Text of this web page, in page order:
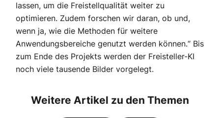
lassen, um die Freistellqualität weiter zu
optimieren. Zudem forschen wir daran, ob und,
wenn ja, wie die Methoden für weitere
Anwendungsbereiche genutzt werden können.“ Bis
zum Ende des Projekts werden der Freisteller-KI
noch viele tausende Bilder vorgelegt.
Weitere Artikel zu den Themen